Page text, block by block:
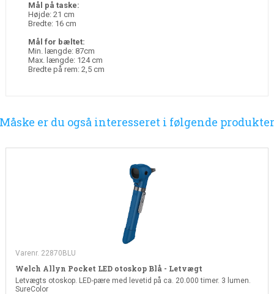
Mål på taske:
Højde: 21 cm
Bredte: 16 cm
Mål for bæltet:
Min. længde: 87cm
Max. længde: 124 cm
Bredte på rem: 2,5 cm
Måske er du også interesseret i følgende produkter
Varenr. 22870BLU
Welch Allyn Pocket LED otoskop Blå - Letvægt
Letvægts otoskop. LED-pære med levetid på ca. 20.000 timer. 3 lumen.
SureColor